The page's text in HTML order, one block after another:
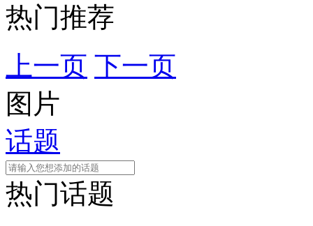
热门推荐
上一页 下一页
图片
话题
热门话题